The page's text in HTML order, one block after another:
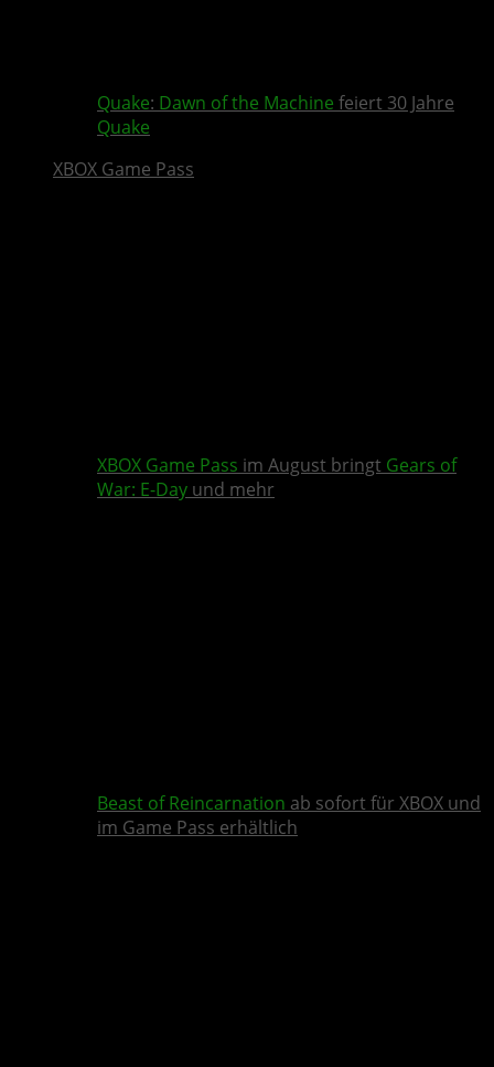
Quake: Dawn of the Machine feiert 30 Jahre
Quake
XBOX Game Pass
XBOX Game Pass im August bringt Gears of
War: E-Day und mehr
Beast of Reincarnation ab sofort für XBOX und
im Game Pass erhältlich